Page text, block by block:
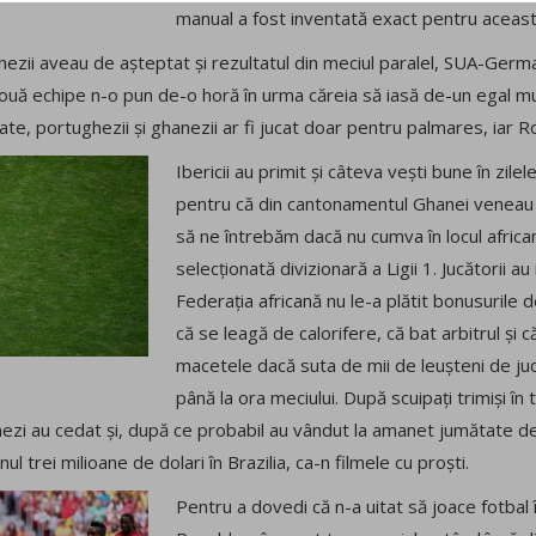
manual a fost inventată exact pentru
aveau de așteptat și rezultatul din meciul paralel, SUA-
echipe n-o pun de-o horă în urma căreia să iasă de-un egal
portughezii și ghanezii ar fi jucat doar pentru palmares, iar
Ibericii au primit și câteva vești bune în
pentru că din cantonamentul Ghanei
să ne întrebăm dacă nu cumva în locul
selecționată divizionară a Ligii 1. Jucătorii
Federația africană nu le-a plătit bonusurile
că se leagă de calorifere, că bat arbitrul și
macetele dacă suta de mii de leușteni de
până la ora meciului. După scuipați trimiși
au cedat și, după ce probabil au vândut la amanet jumătate
trei milioane de dolari în Brazilia, ca-n filmele cu proști.
Pentru a dovedi că n-a uitat să joace fotbal